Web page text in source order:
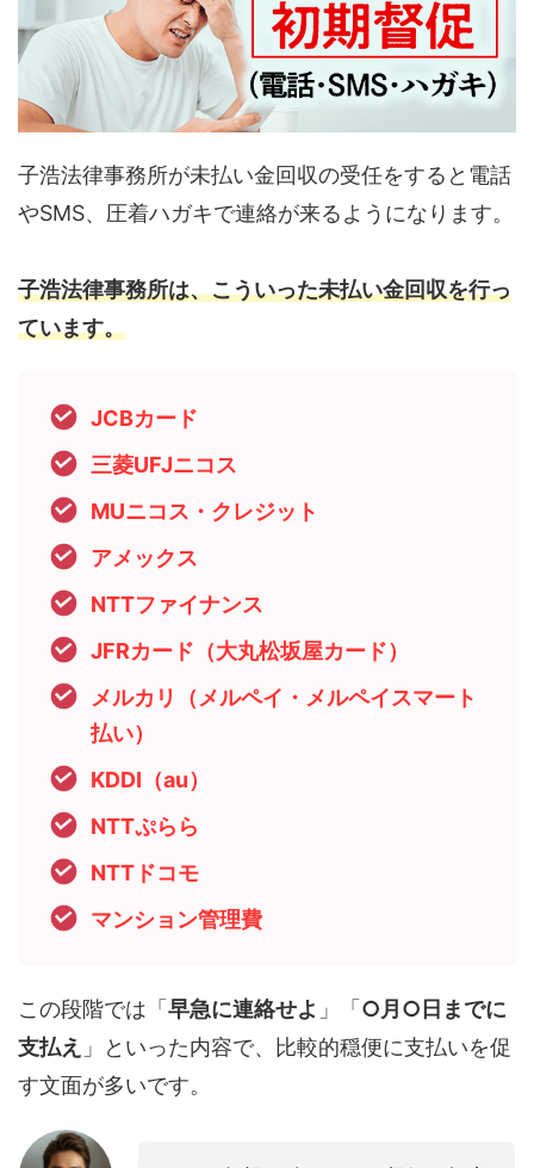
子浩法律事務所が未払い金回収の受任をすると電話
やSMS、圧着ハガキで連絡が来るようになります。
子浩法律事務所は、こういった未払い金回収を行っ
ています。
JCBカード
三菱UFJニコス
MUニコス・クレジット
アメックス
NTTファイナンス
JFRカード（大丸松坂屋カード）
メルカリ（メルペイ・メルペイスマート
払い）
KDDI（au）
NTTぷらら
NTTドコモ
マンション管理費
この段階では「 早急に連絡せよ 」「 ○月○日までに
支払え 」といった内容で、比較的穏便に支払いを促
す文面が多いです。